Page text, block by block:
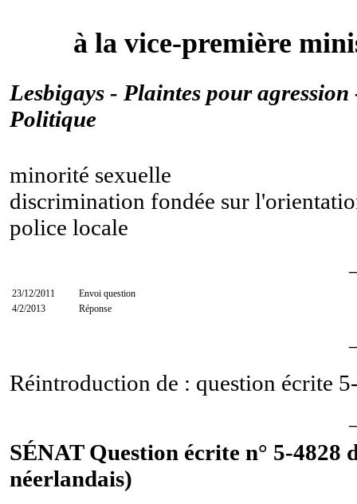
à la vice-première
Lesbigays - Plaintes pour
Politique
minorité sexuelle
discrimination fondée sur
police locale
23/12/2011
Envoi question
4/2/2013
Réponse
Réintroduction de : question écrite
SÉNAT Question écrite n° 5-4828
néerlandais)